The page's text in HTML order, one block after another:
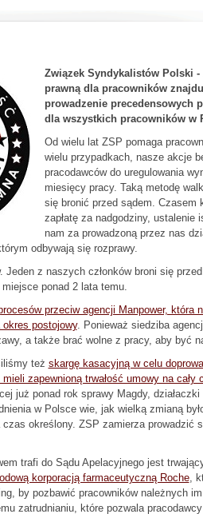
Związek Syndykalistów Polski
prawną dla pracowników
prowadzenie precedensowych
dla wszystkich pracowników w
Od wielu lat ZSP pomaga
wielu przypadkach, nasze akcje
pracodawców do uregulowania
miesięcy pracy. Taką metodę
się bronić przed sądem. Czasem
zapłatę za nadgodziny,
nam za prowadzoną przez nas
odbywają się rozprawy.
Jeden z naszych członków broni się przed
miejsce ponad 2 lata temu.
przeciw agencji Manpower, która
postojowy. Ponieważ siedziba
a także brać wolne z pracy, aby być
też skargę kasacyjną w celu
zapewnioną trwałość umowy na
już ponad rok sprawy Magdy,
w Polsce wie, jak wielką zmianą
określony. ZSP zamierza prowadzić
trafi do Sądu Apelacyjnego jest
korporacją farmaceutyczną Roche,
by pozbawić pracowników należnych
zatrudnianiu, które pozwala